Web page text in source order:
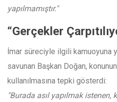
yapılmamıştır."
“Gerçekler
İmar süreciyle ilgili kamuoyuna
savunan Başkan Doğan,
kullanılmasına tepki gösterdi:
"Burada asıl yapılmak istenen,